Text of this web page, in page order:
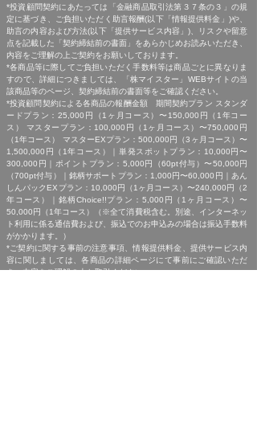
*投資顧問契約にあたっては「金融商品取引法第３７条の３」の規
定に基づき、ご負担いただく助言報酬(以下「情報提供料金」)や、
助言の内容および方法(以下「提供サービス内容」)、リスクや留意
点を記載した「契約締結前の書面」をあらかじめお読みいただき、
内容をご理解の上ご契約をお願いしております。
*各商品等に際してご負担いただく手数料等は商品ごとに異なりま
すので、詳細につきましては、「株マイスター」WEBサイトの当
該商品等のページ、契約締結前の書面等をご確認ください。
*投資顧問契約による各商品の報酬金額 期間契約プラン スタンダ
ードプラン：25,000円（1ヶ月コース）〜150,000円（1年コー
ス） マスタープラン：100,000円（1ヶ月コース）〜750,000円
（1年コース） マスターEXプラン：500,000円（3ヶ月コース）〜
1,500,000円（1年コース）｜単発スポットプラン：10,000円〜
300,000円｜ポイントプラン：5,000円（60pt付与）〜50,000円
（700pt付与）｜銘柄サポートプラン：1,000円〜60,000円｜あん
しんパックEXプラン：10,000円（1ヶ月コース）〜240,000円（2
年コース）｜銘柄Choice!!プラン：5,000円（1ヶ月コース）〜
50,000円（1年コース）（※全て消費税含む。別途、インターネッ
ト利用に係る通信費および、振込でのお申込みの場合は振込手数料
がかかります。）
*ご契約に関する事前の注意事項、情報提供料金、提供サービス内
容に関しましては、各商品の詳細ページにて事前にご確認いただ
き、内容をご理解の上お取引ください。